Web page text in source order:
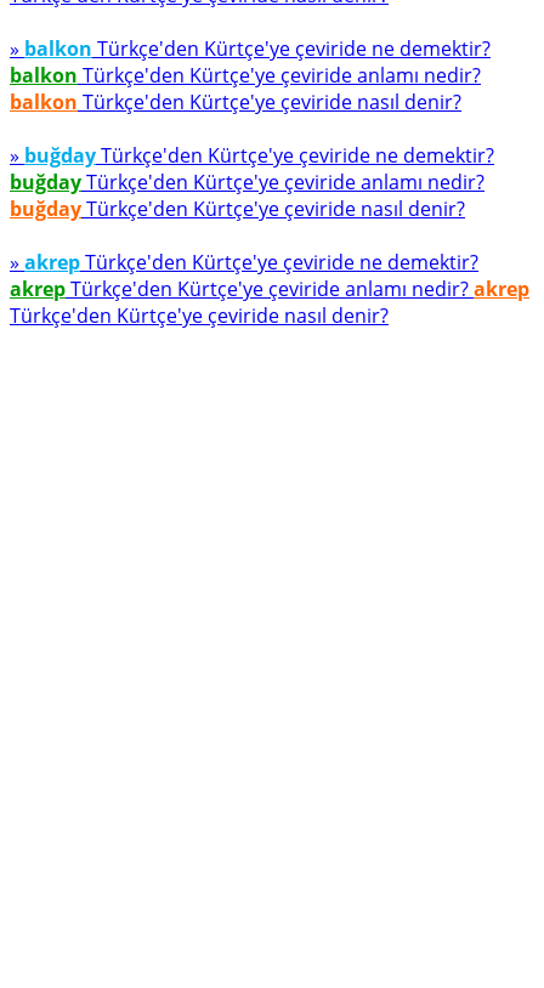
» balkon Türkçe'den Kürtçe'ye çeviride ne demektir?
balkon Türkçe'den Kürtçe'ye çeviride anlamı nedir?
balkon Türkçe'den Kürtçe'ye çeviride nasıl denir?
» buğdayTürkçe'den Kürtçe'ye çeviride ne demektir?
buğdayTürkçe'den Kürtçe'ye çeviride anlamı nedir?
buğdayTürkçe'den Kürtçe'ye çeviride nasıl denir?
» akrepTürkçe'den Kürtçe'ye çeviride ne demektir?
akrepTürkçe'den Kürtçe'ye çeviride anlamı nedir?akrep
Türkçe'den Kürtçe'ye çeviride nasıl denir?